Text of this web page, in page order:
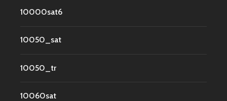
10000sat6
10050_sat
10050_tr
10060sat